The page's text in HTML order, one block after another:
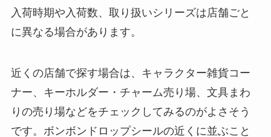
入荷時期や入荷数、取り扱いシリーズは店舗ごと
に異なる場合があります。
近くの店舗で探す場合は、キャラクター雑貨コー
ナー、キーホルダー・チャーム売り場、文具まわ
りの売り場などをチェックしてみるのがよさそう
です。ボンボンドロップシールの近くに並ぶこと